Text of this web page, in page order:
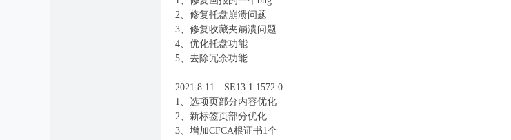
2、修复托盘崩溃问题
3、修复收藏夹崩溃问题
4、优化托盘功能
5、去除冗余功能
2021.8.11—SE13.1.1572.0
1、选项页部分内容优化
2、新标签页部分优化
3、增加CFCA根证书1个